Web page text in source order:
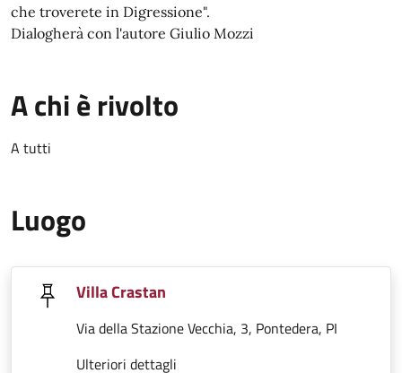
che troverete in Digressione".
Dialogherà con l'autore Giulio Mozzi
A chi è rivolto
A tutti
Luogo
Villa Crastan
Via della Stazione Vecchia, 3, Pontedera, PI
Ulteriori dettagli